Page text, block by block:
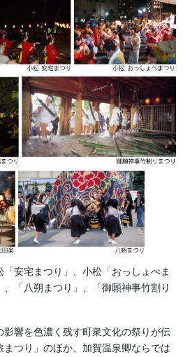
けんたい・胸当て
前の記事
わらじ 13H22-02
2023/08/09
獅子舞・衣裳・別仕立・小物
次の記事
安宅まつり」、小松「おっしょべま
「八朔まつり」、「御願神事竹割り
響を色濃く残す町衆文化の祭りが伝
つり」のほか、加賀温泉卿ならでは